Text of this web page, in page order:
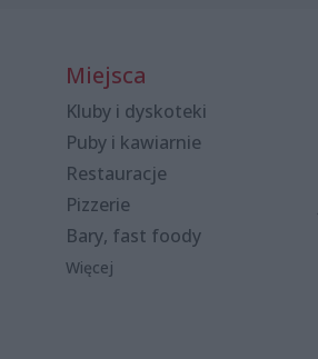
Miejsca
Kluby i dyskoteki
Puby i kawiarnie
Restauracje
Pizzerie
Bary, fast foody
Więcej